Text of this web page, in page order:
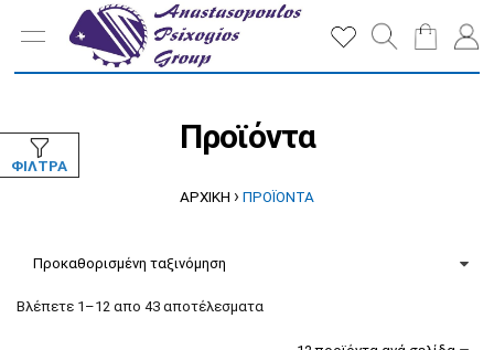
Προϊόντα
ΑΡΧΙΚΉ › ΠΡΟΪΌΝΤΑ
ΦΊΛΤΡΑ
Βλέπετε 1–12 απο 43 αποτέλεσματα